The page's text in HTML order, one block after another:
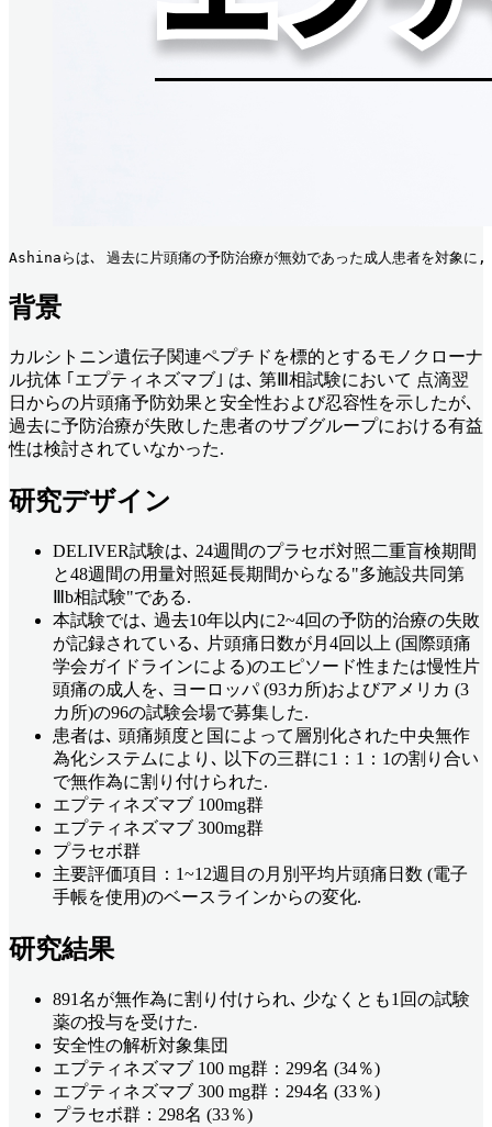
Ashinaらは､ 過去に片頭痛の予防治療が無効であった成人患者を対象
背景
カルシトニン遺伝子関連ペプチドを標的とするモノクローナ
ル抗体 ｢エプティネズマブ｣ は､ 第Ⅲ相試験において 点滴翌
日からの片頭痛予防効果と安全性および忍容性を示したが､
過去に予防治療が失敗した患者のサブグループにおける有益
性は検討されていなかった.
研究デザイン
DELIVER試験は､ 24週間のプラセボ対照二重盲検期間
と48週間の用量対照延長期間からなる"多施設共同第
Ⅲb相試験"である.
本試験では､ 過去10年以内に2~4回の予防的治療の失敗
が記録されている､ 片頭痛日数が月4回以上 (国際頭痛
学会ガイドラインによる)のエピソード性または慢性片
頭痛の成人を､ ヨーロッパ (93カ所)およびアメリカ (3
カ所)の96の試験会場で募集した.
患者は､ 頭痛頻度と国によって層別化された中央無作
為化システムにより､ 以下の三群に1：1：1の割り合い
で無作為に割り付けられた.
エプティネズマブ 100mg群
エプティネズマブ 300mg群
プラセボ群
主要評価項目：1~12週目の月別平均片頭痛日数 (電子
手帳を使用)のベースラインからの変化.
研究結果
891名が無作為に割り付けられ､ 少なくとも1回の試験
薬の投与を受けた.
安全性の解析対象集団
エプティネズマブ 100 mg群：299名 (34％)
エプティネズマブ 300 mg群：294名 (33％)
プラセボ群：298名 (33％)